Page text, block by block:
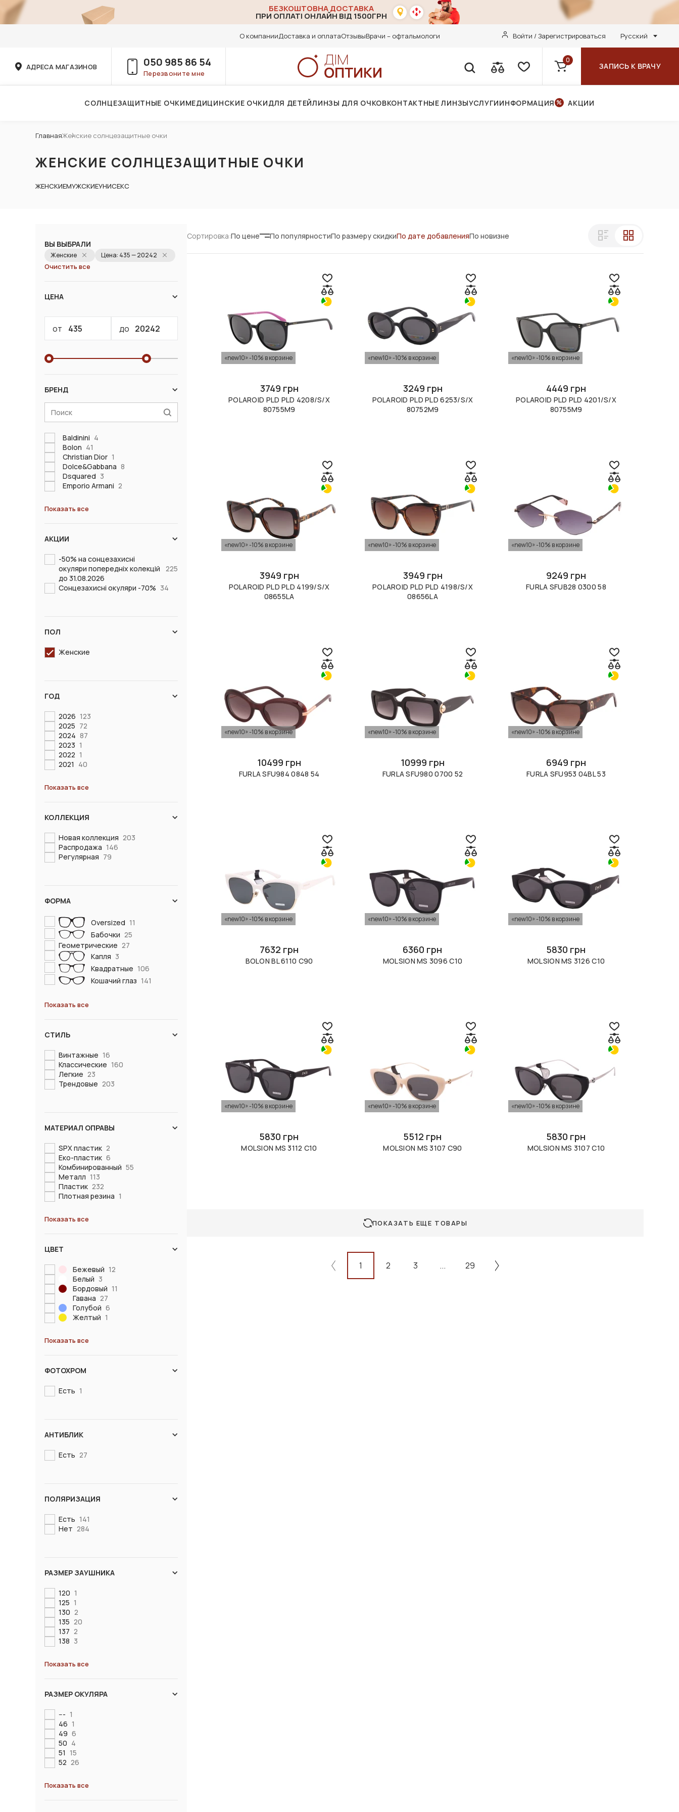
БЕЗКОШТОВНА ДОСТАВКА
ПРИ ОПЛАТІ ОНЛАЙН ВІД 1500ГРН
О компанииДоставка и оплатаОтзывыВрачи – офтальмологи Войти / Зарегистрироваться Русский
АДРЕСА МАГАЗИНОВ 050 985 86 54
Перезвоните мне
0
ЗАПИСЬ К ВРАЧУ
СОЛНЦЕЗАЩИТНЫЕ ОЧКИМЕДИЦИНСКИЕ ОЧКИДЛЯ ДЕТЕЙЛИНЗЫ ДЛЯ ОЧКОВКОНТАКТНЫЕ ЛИНЗЫУСЛУГИИНФОРМАЦИЯ АКЦИИ
ГлавнаяЖенские солнцезащитные очки
ЖЕНСКИЕ СОЛНЦЕЗАЩИТНЫЕ ОЧКИ
ЖЕНСКИЕМУЖСКИЕУНИСЕКС
ВЫ ВЫБРАЛИ
Женские Цена: 435 — 20242
Очистить все
ЦЕНА
от до
БРЕНД
Baldinini 4
Bolon 41
Christian Dior 1
Dolce&Gabbana 8
Dsquared 3
Emporio Armani 2
Показать все
АКЦИИ
-50% на сонцезахисні
окуляри попередніх колекцій
до 31.08.2026
225
Сонцезахисні окуляри -70% 34
ПОЛ
Женские
ГОД
2026 123
2025 72
2024 87
2023 1
2022 1
2021 40
Показать все
КОЛЛЕКЦИЯ
Новая коллекция 203
Распродажа 146
Регулярная 79
ФОРМА
Oversized 11
Бабочки 25
Геометрические 27
Капля 3
Квадратные 106
Кошачий глаз 141
Показать все
СТИЛЬ
Винтажные 16
Классические 160
Легкие 23
Трендовые 203
МАТЕРИАЛ ОПРАВЫ
SPX пластик 2
Еко-пластик 6
Комбинированный 55
Металл 113
Пластик 232
Плотная резина 1
Показать все
ЦВЕТ
Бежевый 12
Белый 3
Бордовый 11
Гавана 27
Голубой 6
Желтый 1
Показать все
ФОТОХРОМ
Есть 1
АНТИБЛИК
Есть 27
ПОЛЯРИЗАЦИЯ
Есть 141
Нет 284
РАЗМЕР ЗАУШНИКА
120 1
125 1
130 2
135 20
137 2
138 3
Показать все
РАЗМЕР ОКУЛЯРА
--- 1
46 1
49 6
50 4
51 15
52 26
Показать все
Сортировка:По цене По популярностиПо размеру скидкиПо дате добавленияПо новизне
«new10» -10% в корзине
3749 грн
POLAROID PLD PLD 4208/S/X
80755M9
«new10» -10% в корзине
3249 грн
POLAROID PLD PLD 6253/S/X
80752M9
«new10» -10% в корзине
4449 грн
POLAROID PLD PLD 4201/S/X
80755M9
«new10» -10% в корзине
3949 грн
POLAROID PLD PLD 4199/S/X
08655LA
«new10» -10% в корзине
3949 грн
POLAROID PLD PLD 4198/S/X
08656LA
«new10» -10% в корзине
9249 грн
FURLA SFUB28 0300 58
«new10» -10% в корзине
10499 грн
FURLA SFU984 0848 54
«new10» -10% в корзине
10999 грн
FURLA SFU980 0700 52
«new10» -10% в корзине
6949 грн
FURLA SFU953 04BL 53
«new10» -10% в корзине
7632 грн
BOLON BL 6110 C90
«new10» -10% в корзине
6360 грн
MOLSION MS 3096 C10
«new10» -10% в корзине
5830 грн
MOLSION MS 3126 C10
«new10» -10% в корзине
5830 грн
MOLSION MS 3112 C10
«new10» -10% в корзине
5512 грн
MOLSION MS 3107 C90
«new10» -10% в корзине
5830 грн
MOLSION MS 3107 C10
ПОКАЗАТЬ ЕЩЕ ТОВАРЫ
1 2 3 ... 29